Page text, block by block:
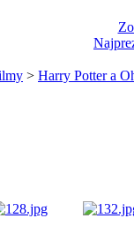
> Harry Potter a